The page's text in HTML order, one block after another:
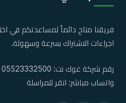
فريقنا متاح دائماً لمساعدتكم في
اجراءات الاشتراك بسرعة وسهولة.
رقم شركة غوك نت: 05523332500
واتساب مباشر: انقر للمراسلة